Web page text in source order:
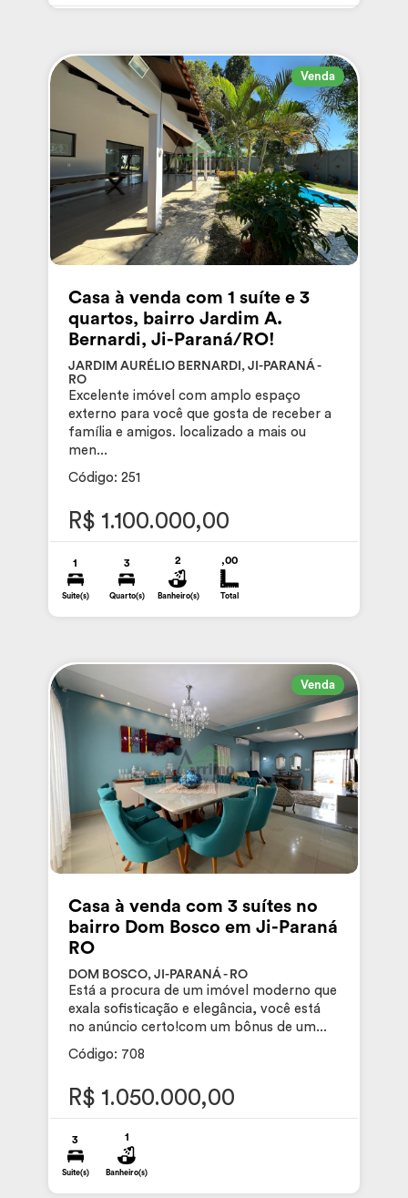
Venda
Casa à venda com 1 suíte e 3
quartos, bairro Jardim A.
Bernardi, Ji-Paraná/RO!
JARDIM AURÉLIO BERNARDI, JI-PARANÁ -
RO
Excelente imóvel com amplo espaço
externo para você que gosta de receber a
família e amigos. localizado a mais ou
men...
Código: 251
R$ 1.100.000,00
1
Suite(s)
3
Quarto(s)
2
Banheiro(s)
,00
Total
Venda
Casa à venda com 3 suítes no
bairro Dom Bosco em Ji-Paraná
RO
DOM BOSCO, JI-PARANÁ - RO
Está a procura de um imóvel moderno que
exala sofisticação e elegância, você está
no anúncio certo!com um bônus de um...
Código: 708
R$ 1.050.000,00
3
Suite(s)
1
Banheiro(s)